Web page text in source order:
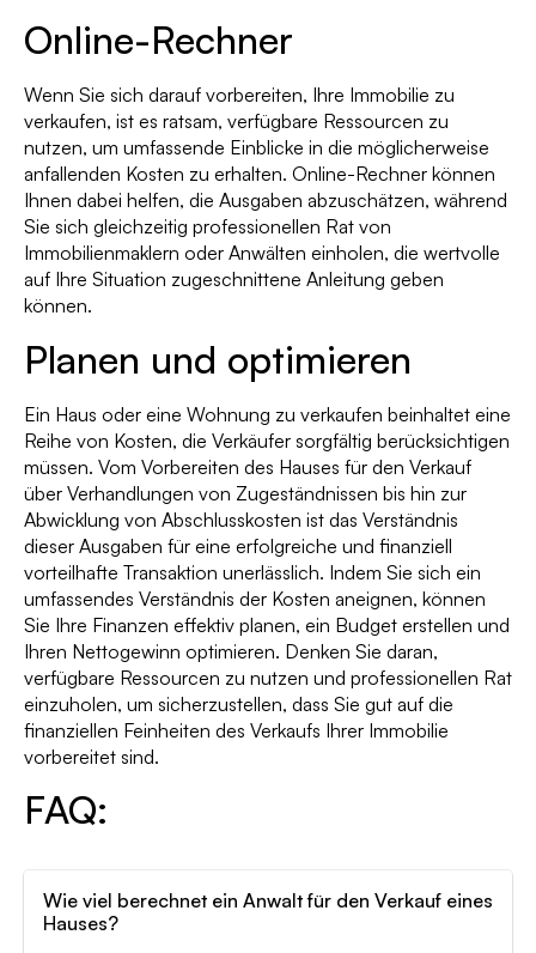
Online-Rechner
Wenn Sie sich darauf vorbereiten, Ihre Immobilie zu
verkaufen, ist es ratsam, verfügbare Ressourcen zu
nutzen, um umfassende Einblicke in die möglicherweise
anfallenden Kosten zu erhalten. Online-Rechner können
Ihnen dabei helfen, die Ausgaben abzuschätzen, während
Sie sich gleichzeitig professionellen Rat von
Immobilienmaklern oder Anwälten einholen, die wertvolle
auf Ihre Situation zugeschnittene Anleitung geben
können.
Planen und optimieren
Ein Haus oder eine Wohnung zu verkaufen beinhaltet eine
Reihe von Kosten, die Verkäufer sorgfältig berücksichtigen
müssen. Vom Vorbereiten des Hauses für den Verkauf
über Verhandlungen von Zugeständnissen bis hin zur
Abwicklung von Abschlusskosten ist das Verständnis
dieser Ausgaben für eine erfolgreiche und finanziell
vorteilhafte Transaktion unerlässlich. Indem Sie sich ein
umfassendes Verständnis der Kosten aneignen, können
Sie Ihre Finanzen effektiv planen, ein Budget erstellen und
Ihren Nettogewinn optimieren. Denken Sie daran,
verfügbare Ressourcen zu nutzen und professionellen Rat
einzuholen, um sicherzustellen, dass Sie gut auf die
finanziellen Feinheiten des Verkaufs Ihrer Immobilie
vorbereitet sind.
FAQ:
Wie viel berechnet ein Anwalt für den Verkauf eines
Hauses?